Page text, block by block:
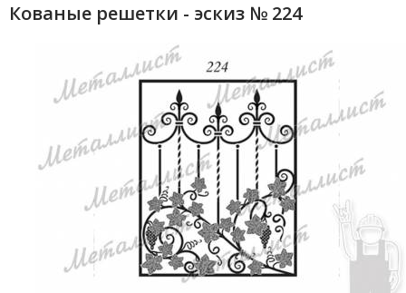
Кованые решетки - эскиз № 224